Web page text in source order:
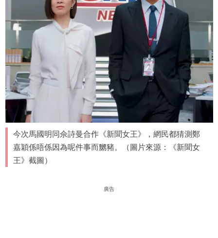
今次馬國明同佘詩曼合作《新聞女王》，網民都猜測鄭
嘉穎係唔係因為呢件事而嬲豬。（圖片來源：《新聞女
王》截圖）
廣告